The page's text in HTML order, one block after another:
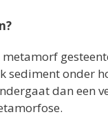
metamorf
sediment onder
dan een